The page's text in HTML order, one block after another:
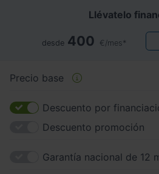
Llévatelo
desde 400 €/mes*
Precio base
Descuento por
Descuento promoción
Garantía nacional de 12